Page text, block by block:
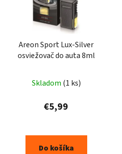
Areon Sport Lux-Silver
osviežovač do auta 8ml
Skladom (1 ks)
€5,99
Do košíka